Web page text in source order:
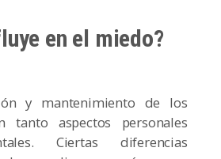
en el miedo?
y mantenimiento de los
tanto aspectos personales
Ciertas diferencias